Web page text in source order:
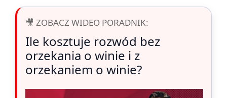
🎥 ZOBACZ WIDEO PORADNIK:
Ile kosztuje rozwód bez
orzekania o winie i z
orzekaniem o winie?